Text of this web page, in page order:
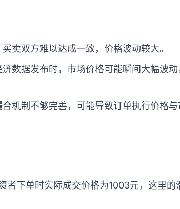
卖双方难以达成一致，价格波动较大。
数据发布时，市场价格可能瞬间大幅波
机制不够完善，可能导致订单执行价格
者下单时实际成交价格为1003元，这里的